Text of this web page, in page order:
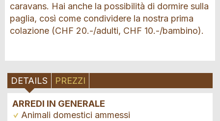
caravans. Hai anche la possibilità di dormire sulla
paglia, così come condividere la nostra prima
colazione (CHF 20.-/adulti, CHF 10.-/bambino).
DETAILS PREZZI
ARREDI IN GENERALE
Animali domestici ammessi